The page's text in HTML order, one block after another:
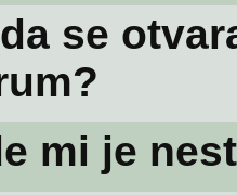
se
mi je